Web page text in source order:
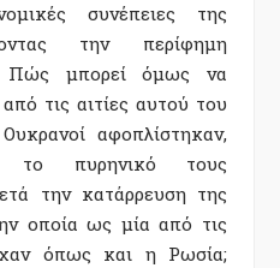
συνέπειες της
την περίφημη
Πώς μπορεί όμως να
τις αιτίες αυτού του
αφοπλίστηκαν,
το πυρηνικό τους
την κατάρρευση της
οποία ως μία από τις
όπως και η Ρωσία;